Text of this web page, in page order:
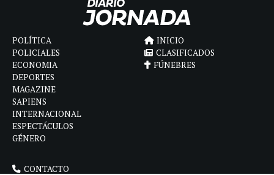
POLÍTICA
POLICIALES
ECONOMIA
DEPORTES
MAGAZINE
SAPIENS
INTERNACIONAL
ESPECTÁCULOS
GÉNERO
INICIO
CLASIFICADOS
FÚNEBRES
CONTACTO